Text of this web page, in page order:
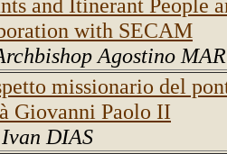
and Itinerant People
with SECAM
Agostino
missionario del
Giovanni Paolo II
DIAS